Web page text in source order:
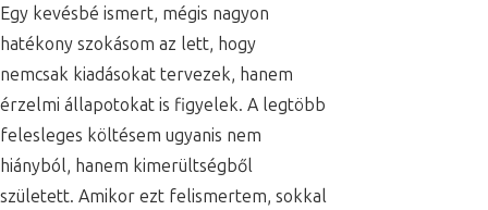
Egy kevésbé ismert, mégis nagyon
hatékony szokásom az lett, hogy
nemcsak kiadásokat tervezek, hanem
érzelmi állapotokat is figyelek. A legtöbb
felesleges költésem ugyanis nem
hiányból, hanem kimerültségből
született. Amikor ezt felismertem, sokkal